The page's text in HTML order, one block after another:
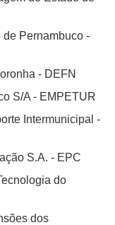
de Pernambuco -
- DEFN
S/A - EMPETUR
Intermunicipal -
S.A. - EPC
do
dos